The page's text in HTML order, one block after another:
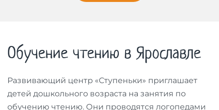
Обучение чтению в Ярославле
Развивающий центр «Ступеньки» приглашает
детей дошкольного возраста на занятия по
обучению чтению. Они проводятся логопедами